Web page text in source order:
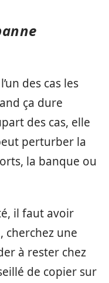
des cas les
ça dure
des cas, elle
perturber la
la banque ou
il faut avoir
cherchez une
à rester chez
de copier sur